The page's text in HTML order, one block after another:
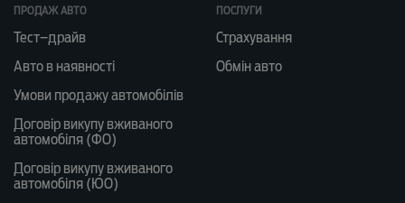
ПРОДАЖ АВТО
Тест–драйв
Авто в наявності
Умови продажу автомобілів
Договір викупу вживаного
автомобіля (ФО)
Договір викупу вживаного
автомобіля (ЮО)
ПОСЛУГИ
Страхування
Обмін авто